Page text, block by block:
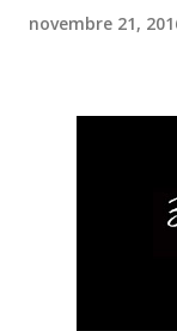
novembre 21,